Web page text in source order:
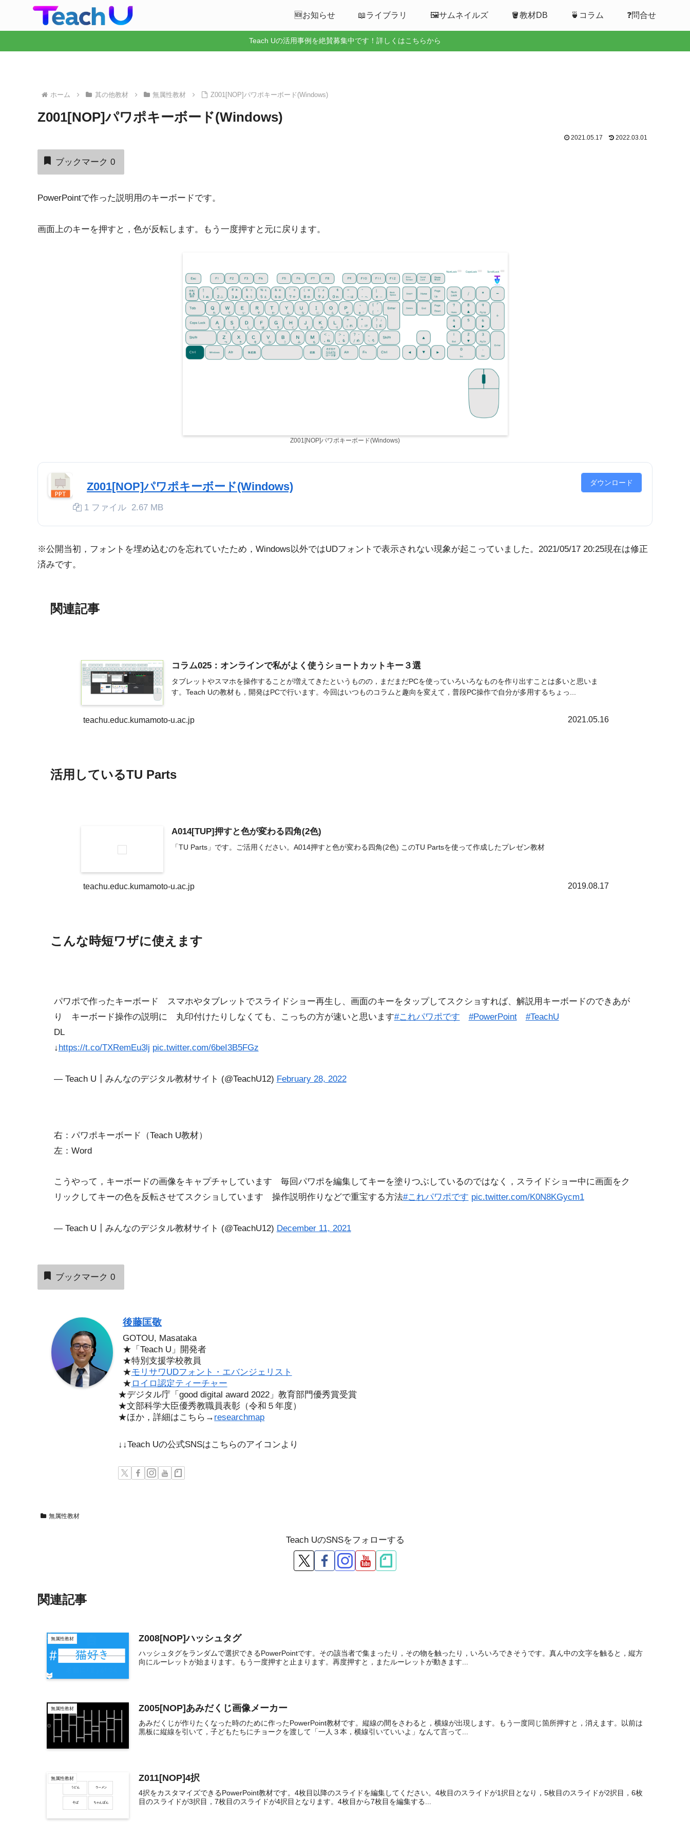
🆕お知らせ 📖ライブラリ 🖼️サムネイルズ 🪣教材DB 🍵コラム ❓問合せ
Teach Uの活用事例を絶賛募集中です！詳しくはこちらから
ホーム 其の他教材 無属性教材 Z001[NOP]パワポキーボード(Windows)
Z001[NOP]パワポキーボード(Windows)
2021.05.17 2022.03.01
ブックマーク 0
PowerPointで作った説明用のキーボードです。
画面上のキーを押すと，色が反転します。もう一度押すと元に戻ります。
Z001[NOP]パワポキーボード(Windows)
Z001[NOP]パワポキーボード(Windows)
1 ファイル 2.67 MB
ダウンロード
※公開当初，フォントを埋め込むのを忘れていたため，Windows以外ではUDフォントで表示されない現象が起こっていました。2021/05/17 20:25現在は修正
済みです。
関連記事
コラム025：オンラインで私がよく使うショートカットキー３選
タブレットやスマホを操作することが増えてきたというものの，まだまだPCを使っていろいろなものを作り出すことは多いと思いま
す。Teach Uの教材も，開発はPCで行います。今回はいつものコラムと趣向を変えて，普段PC操作で自分が多用するちょっ...
teachu.educ.kumamoto-u.ac.jp 2021.05.16
活用しているTU Parts
A014[TUP]押すと色が変わる四角(2色)
「TU Parts」です。ご活用ください。A014押すと色が変わる四角(2色) このTU Partsを使って作成したプレゼン教材
teachu.educ.kumamoto-u.ac.jp 2019.08.17
こんな時短ワザに使えます
パワポで作ったキーボード スマホやタブレットでスライドショー再生し、画面のキーをタップしてスクショすれば、解説用キーボードのできあが
り キーボード操作の説明に 丸印付けたりしなくても、こっちの方が速いと思います#これパワポです #PowerPoint
#TeachU
DL
↓ https://t.co/TXRemEu3lj pic.twitter.com/6beI3B5FGz
— Teach U┃みんなのデジタル教材サイト (@TeachU12) February 28, 2022
右：パワポキーボード（Teach U教材）
左：Word
こうやって，キーボードの画像をキャプチャしています 毎回パワポを編集してキーを塗りつぶしているのではなく，スライドショー中に画面をク
リックしてキーの色を反転させてスクショしています 操作説明作りなどで重宝する方法#これパワポです pic.twitter.com/K0N8KGycm1
— Teach U┃みんなのデジタル教材サイト (@TeachU12) December 11, 2021
ブックマーク 0
後藤匡敬
GOTOU, Masataka
★「Teach U」開発者
★特別支援学校教員
★モリサワUDフォント・エバンジェリスト
★ ロイロ認定ティーチャー
★デジタル庁「good digital award 2022」教育部門優秀賞受賞
★文部科学大臣優秀教職員表彰（令和５年度）
★ほか，詳細はこちら→ researchmap
↓↓Teach Uの公式SNSはこちらのアイコンより
無属性教材
Teach UのSNSをフォローする
関連記事
無属性教材 Z008[NOP]ハッシュタグ
ハッシュタグをランダムで選択できるPowerPointです。その該当者で集まったり，その物を触ったり，いろいろできそうです。真ん中の文字を触ると，縦方
向にルーレットが始まります。もう一度押すと止まります。再度押すと，またルーレットが動きます...
無属性教材 Z005[NOP]あみだくじ画像メーカー
あみだくじが作りたくなった時のために作ったPowerPoint教材です。縦線の間をさわると，横線が出現します。もう一度同じ箇所押すと，消えます。以前は
黒板に縦線を引いて，子どもたちにチョークを渡して「一人３本，横線引いていいよ」なんて言って...
無属性教材 Z011[NOP]4択
4択をカスタマイズできるPowerPoint教材です。4枚目以降のスライドを編集してください。4枚目のスライドが1択目となり，5枚目のスライドが2択目，6枚
目のスライドが3択目，7枚目のスライドが4択目となります。4枚目から7枚目を編集する...